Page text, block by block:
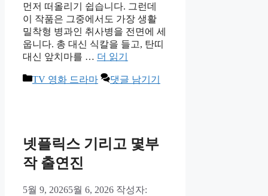
먼저 떠올리기 쉽습니다. 그런데
이 작품은 그중에서도 가장 생활
밀착형 병과인 취사병을 전면에 세
웁니다. 총 대신 식칼을 들고, 탄띠
대신 앞치마를 … 더 읽기
카
TV 영화 드라마 댓글 남기기
넷플릭스 기리고 몇부
작 출연진
5월 9, 20265월 6, 2026 작성자: